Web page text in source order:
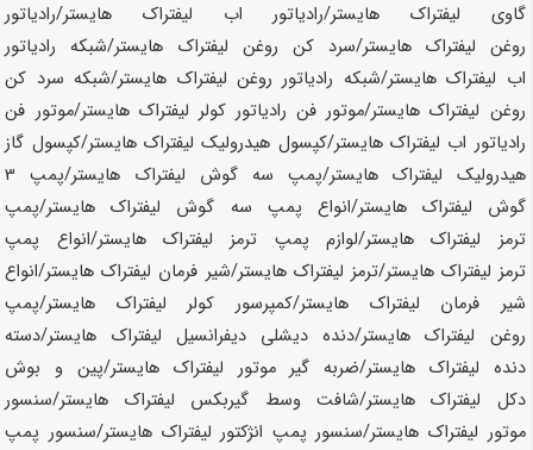
گاوی لیفتراک هایستر/رادیاتور اب لیفتراکهایستر/رادیاتور
روغن لیفتراک هایستر/سرد کن روغن لیفتراک هایستر/شبکه رادیاتور
اب لیفتراکهایستر/شبکه رادیاتور روغن لیفتراک هایستر/شبکه سرد کن
روغن لیفتراکهایستر/موتور فن رادیاتور کولر لیفتراک هایستر/موتور فن
رادیاتور اب لیفتراک هایستر/کپسول هیدرولیک لیفتراکهایستر/کپسول گاز
هیدرولیک لیفتراک هایستر/پمپ سه گوش لیفتراک هایستر
/پمپ 3
گوش لیفتراک هایستر/انواع پمپ سه گوش لیفتراکهایستر/پمپ
ترمز لیفتراکهایستر/لوازم پمپ ترمز لیفتراکهایستر/انواع پمپ
ترمز لیفتراک هایستر/ترمز لیفتراک هایستر/شیر فرمان لیفتراکهایستر/انواع
شیر فرمان لیفتراک هایستر/کمپرسور کولر لیفتراک هایستر/پمپ
روغن لیفتراکهایستر/دنده دیشلی دیفرانسیل لیفتراک هایستر/دسته
دنده لیفتراک هایستر/ضربه گیر موتور لیفتراک هایستر/پین و بوش
دکل لیفتراکهایستر/شافت وسط گیربکس لیفتراک هایستر/سنسور
موتور لیفتراک هایستر/سنسور پمپ انژکتور لیفتراک هایستر/سنسور پمپ